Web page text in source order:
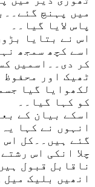
میں پہنچ
پاس لایا گیا۔۔
اس نے بتایا
اسے کچھ سمجھ
کر دی۔۔اسمیں
ٹھیک اور محفوظ
لکھوایا گیا
کو کہا گیا۔۔
اسکے بیان کے
انہوں نے کہا
گئے ہیں۔۔کل اس
چلا انکی اس
ناقابل قبول
انھیں بلیک